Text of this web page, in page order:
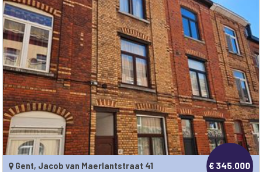
Gent, Jacob van Maerlantstraat 41 € 345.000